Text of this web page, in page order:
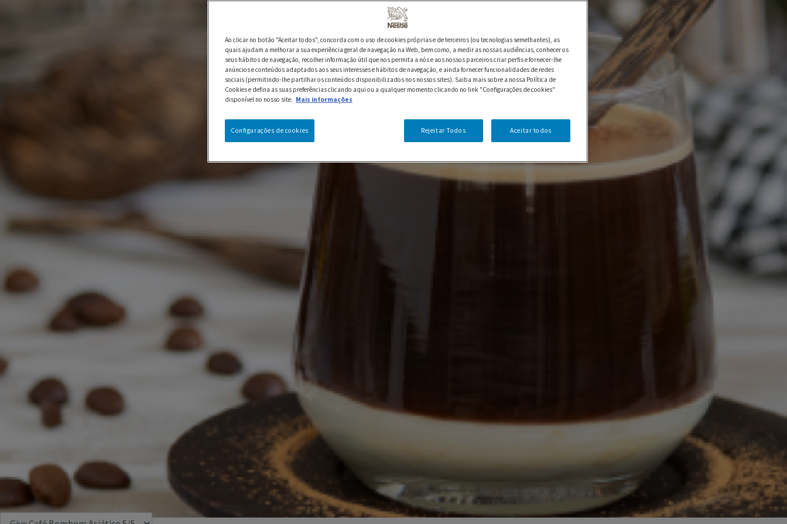
Ao clicar no botão "Aceitar todos", concorda com o uso de cookies próprias e de terceiros (ou tecnologias semelhantes), as
quais ajudam a melhorar a sua experiência geral de navegação na Web, bem como, a medir as nossas audiências, conhecer os
seus hábitos de navegação, recolher informação útil que nos permita a nós e aos nossos parceiros criar perfis e fornecer-lhe
anúncios e conteúdos adaptados aos seus interesses e hábitos de navegação, e ainda fornecer funcionalidades de redes
sociais (permitindo-lhe partilhar os conteúdos disponibilizados nos nossos sites). Saiba mais sobre a nossa Política de
Cookies e defina as suas preferências clicando aqui ou a qualquer momento clicando no link "Configurações de cookies"
disponível no nosso site. Mais informações
Rejeitar Todos Aceitar todos
Configurações de cookies